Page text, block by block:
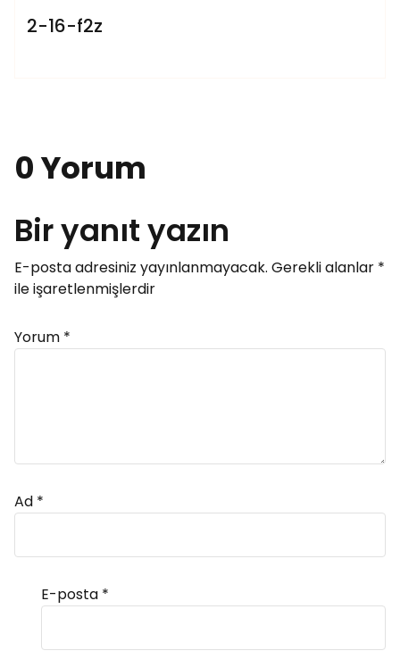
2-16-f2z
0 Yorum
Bir yanıt yazın
E-posta adresiniz yayınlanmayacak. Gerekli alanlar *
ile işaretlenmişlerdir
Yorum *
Ad *
E-posta *
Alternative: